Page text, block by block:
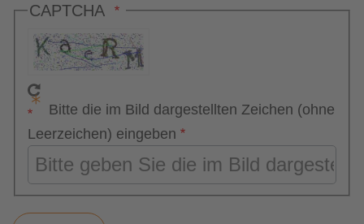
CAPTCHA
Bitte die im Bild dargestellten Zeichen (ohne
Leerzeichen) eingeben